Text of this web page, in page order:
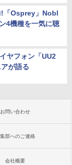
!「Osprey」Nobl
4機種を一気に聴
ヤフォン「UU2
が語る
お問い合わせ
部へのご連絡
会社概要